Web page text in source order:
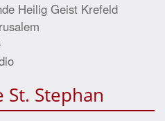
Heilig Geist Krefeld
St. Stephan